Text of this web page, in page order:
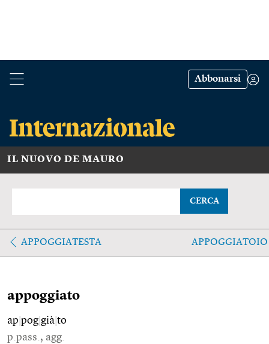
Abbonarsi
IL NUOVO DE MAURO
CERCA
APPOGGIATESTA APPOGGIATOIO
appoggiato
ap pog già to
p.pass., agg.